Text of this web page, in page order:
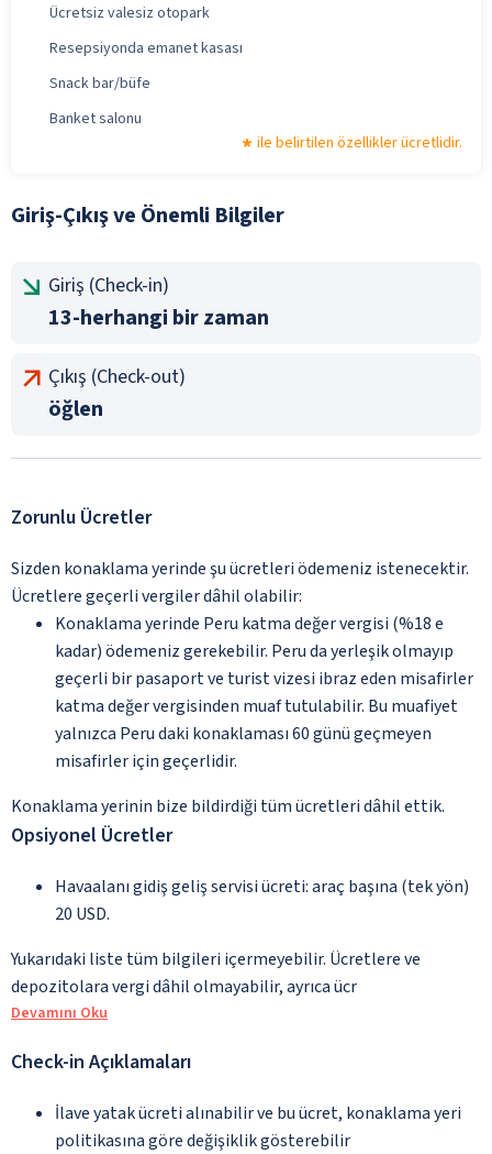
Ücretsiz valesiz otopark
Resepsiyonda emanet kasası
Snack bar/büfe
Banket salonu
ile belirtilen özellikler ücretlidir.
Giriş-Çıkış ve Önemli Bilgiler
Giriş (Check-in)
13-herhangi bir zaman
Çıkış (Check-out)
öğlen
Zorunlu Ücretler
Sizden konaklama yerinde şu ücretleri ödemeniz istenecektir.
Ücretlere geçerli vergiler dâhil olabilir:
Konaklama yerinde Peru katma değer vergisi (%18 e
kadar) ödemeniz gerekebilir. Peru da yerleşik olmayıp
geçerli bir pasaport ve turist vizesi ibraz eden misafirler
katma değer vergisinden muaf tutulabilir. Bu muafiyet
yalnızca Peru daki konaklaması 60 günü geçmeyen
misafirler için geçerlidir.
Konaklama yerinin bize bildirdiği tüm ücretleri dâhil ettik.
Opsiyonel Ücretler
Havaalanı gidiş geliş servisi ücreti: araç başına (tek yön)
20 USD.
Yukarıdaki liste tüm bilgileri içermeyebilir. Ücretlere ve
depozitolara vergi dâhil olmayabilir, ayrıca ücr
Devamını Oku
Check-in Açıklamaları
İlave yatak ücreti alınabilir ve bu ücret, konaklama yeri
politikasına göre değişiklik gösterebilir